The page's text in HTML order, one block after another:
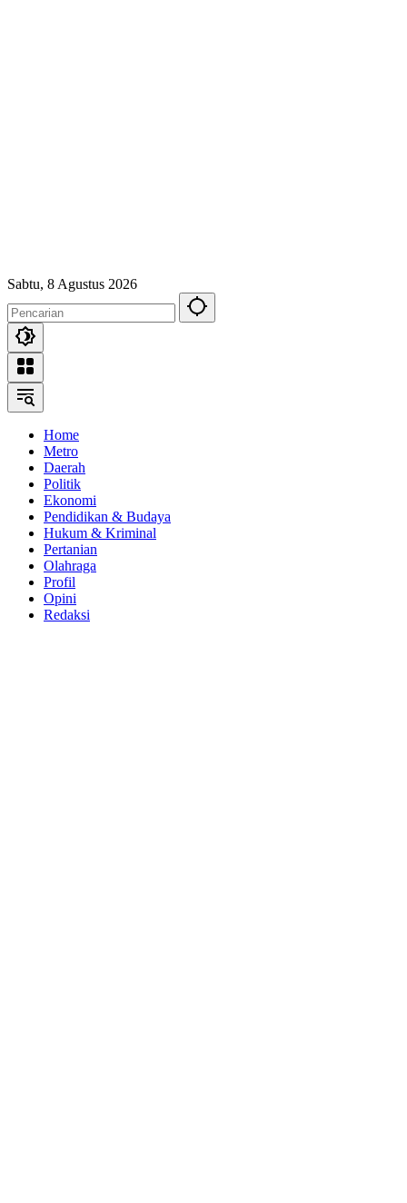
Sabtu, 8 Agustus 2026
Home
Metro
Daerah
Politik
Ekonomi
Pendidikan & Budaya
Hukum & Kriminal
Pertanian
Olahraga
Profil
Opini
Redaksi